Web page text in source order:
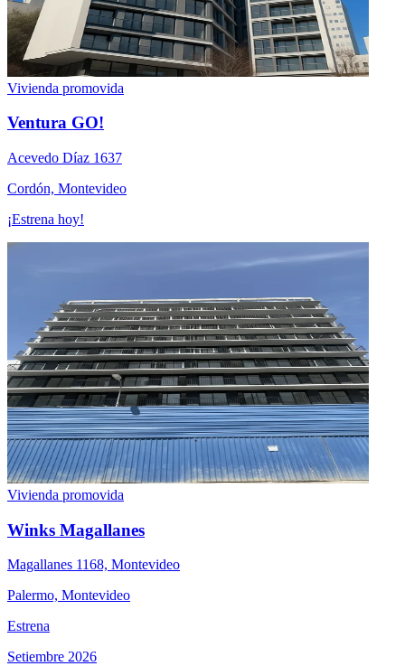
Vivienda promovida
Ventura GO!
Acevedo Díaz 1637
Cordón, Montevideo
¡Estrena hoy!
Vivienda promovida
Winks Magallanes
Magallanes 1168, Montevideo
Palermo, Montevideo
Estrena
Setiembre 2026